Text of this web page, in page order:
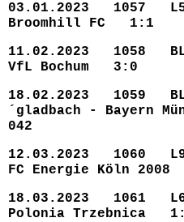
03.01.2023 1057
Broomhill
11.02.2023 1058 BL
VfL Bochum
18.02.2023 1059
´gladbach -
042
12.03.2023 1060 L9
FC Energie
18.03.2023 1061
Polonia